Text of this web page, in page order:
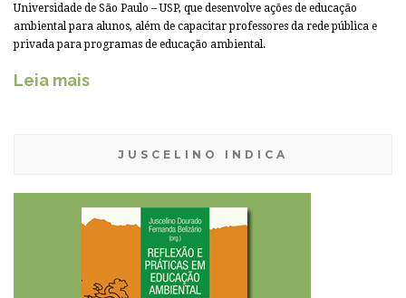
Universidade de São Paulo – USP, que desenvolve ações de educação
ambiental para alunos, além de capacitar professores da rede pública e
privada para programas de educação ambiental.
Leia mais
JUSCELINO INDICA